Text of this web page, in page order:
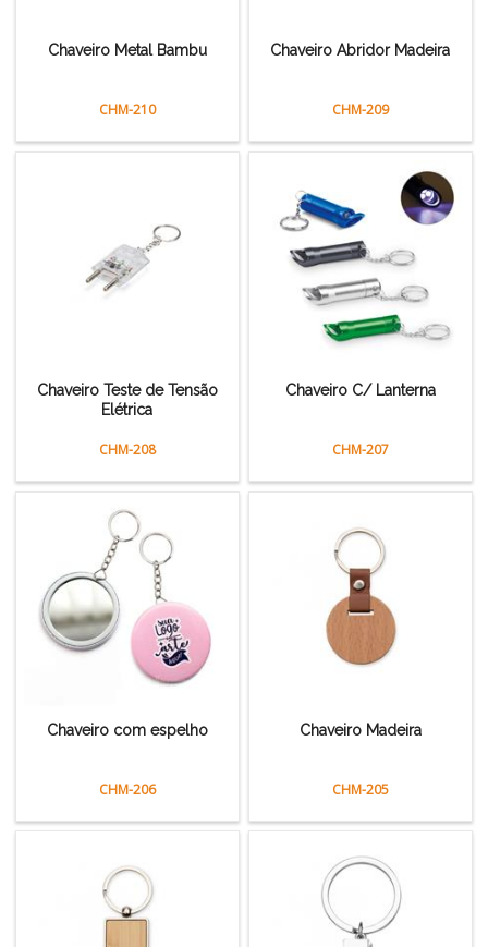
Chaveiro Metal Bambu
CHM-210
Chaveiro Abridor Madeira
CHM-209
Chaveiro Teste de Tensão
Elétrica
CHM-208
Chaveiro C/ Lanterna
CHM-207
Chaveiro com espelho
CHM-206
Chaveiro Madeira
CHM-205